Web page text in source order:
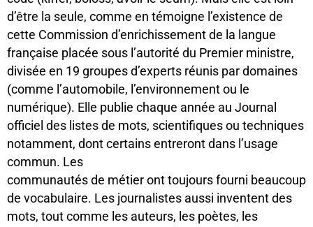
d’être la seule, comme en témoigne l’existence de
cette Commission d’enrichissement de la langue
française placée sous l’autorité du Premier ministre,
divisée en 19 groupes d’experts réunis par domaines
(comme l’automobile, l’environnement ou le
numérique). Elle publie chaque année au Journal
officiel des listes de mots, scientifiques ou techniques
notamment, dont certains entreront dans l’usage
commun. Les
communautés de métier ont toujours fourni beaucoup
de vocabulaire. Les journalistes aussi inventent des
mots, tout comme les auteurs, les poètes, les